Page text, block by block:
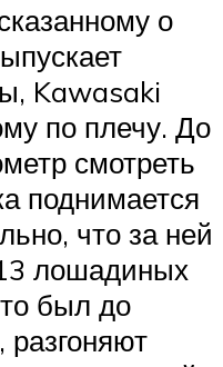
о
Kawasaki
по плечу. До
смотреть
поднимается
что за ней
лошадиных
был до